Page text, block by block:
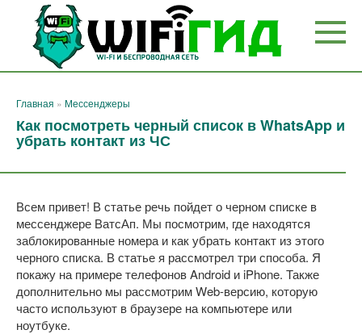
Перейти
контенту
Главная » Мессенджеры
Как посмотреть черный список в WhatsApp и
убрать контакт из ЧС
Всем привет! В статье речь пойдет о черном списке в
мессенджере ВатсАп. Мы посмотрим, где находятся
заблокированные номера и как убрать контакт из этого
черного списка. В статье я рассмотрел три способа. Я
покажу на примере телефонов Android и iPhone. Также
дополнительно мы рассмотрим Web-версию, которую
часто используют в браузере на компьютере или
ноутбуке.